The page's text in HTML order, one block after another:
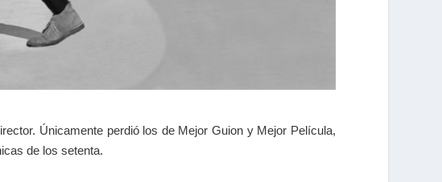
Únicamente perdió los de Mejor Guion y Mejor Película,
de los setenta.